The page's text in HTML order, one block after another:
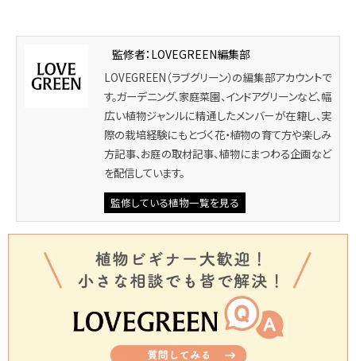
監修者：LOVEGREEN編集部
LOVEGREEN（ラブグリーン）の編集部アカウントで
す。ガーデニング、家庭菜園、インドアグリーンなど、幅
広い植物ジャンルに精通したメンバーが在籍し、実
際の栽培経験にもとづく花・植物の育て方や楽しみ
方記事、お庭の取材記事、植物にまつわる企画など
を配信しています。
監修している植物一覧を見る